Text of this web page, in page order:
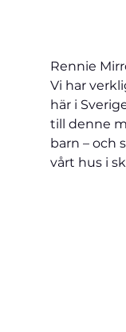
Rennie
Vi har
här i
till denne
barn – och
vårt hus i